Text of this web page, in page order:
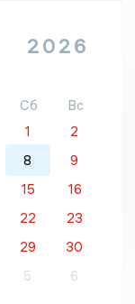
2026
Сб
Вс
1
2
8
9
15
16
22
23
29
30
5 6